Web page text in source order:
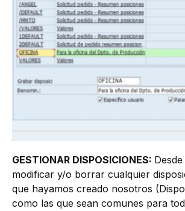
GESTIONAR DISPOSICIONES:
modificar y/o borrar cualquier
que hayamos creado nosotros
como las que sean comunes para